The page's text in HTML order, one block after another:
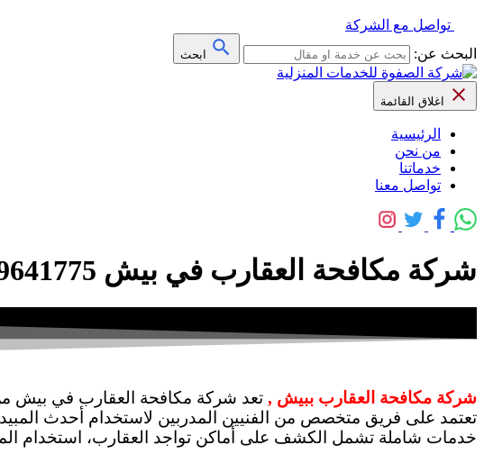
تواصل مع الشركة
البحث عن:
ابحث
اغلاق القائمة
الرئيسية
من نحن
خدماتنا
تواصل معنا
شركة مكافحة العقارب في بيش 0559641775 خصم 40% – شركة الصفوة
شركة مكافحة العقارب ببيش , تعد شركة مكافحة العقارب في بيش
تعتمد على فريق متخصص من الفنيين المدربين لاستخدام أحدث
خدمات شاملة تشمل الكشف على أماكن تواجد العقارب، استخدام